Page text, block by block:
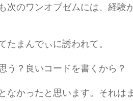
次のワンオブゼムには、経験
たまんでぃに誘われて。
う？良いコードを書くから？
なかったと思います。それは